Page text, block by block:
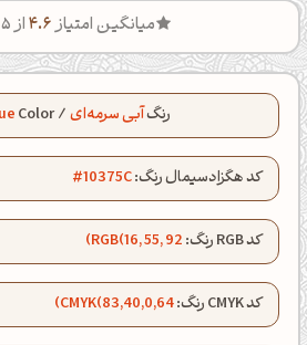
میانگین امتیاز4.6از 5 (
رنگآبی سرمه‌ای/
Color
کد هگزادسیمال رنگ:#10375C
کد RGB رنگ: RGB(16, 55, 92)
کد CMYK رنگ: CMYK(83,40,0,64)